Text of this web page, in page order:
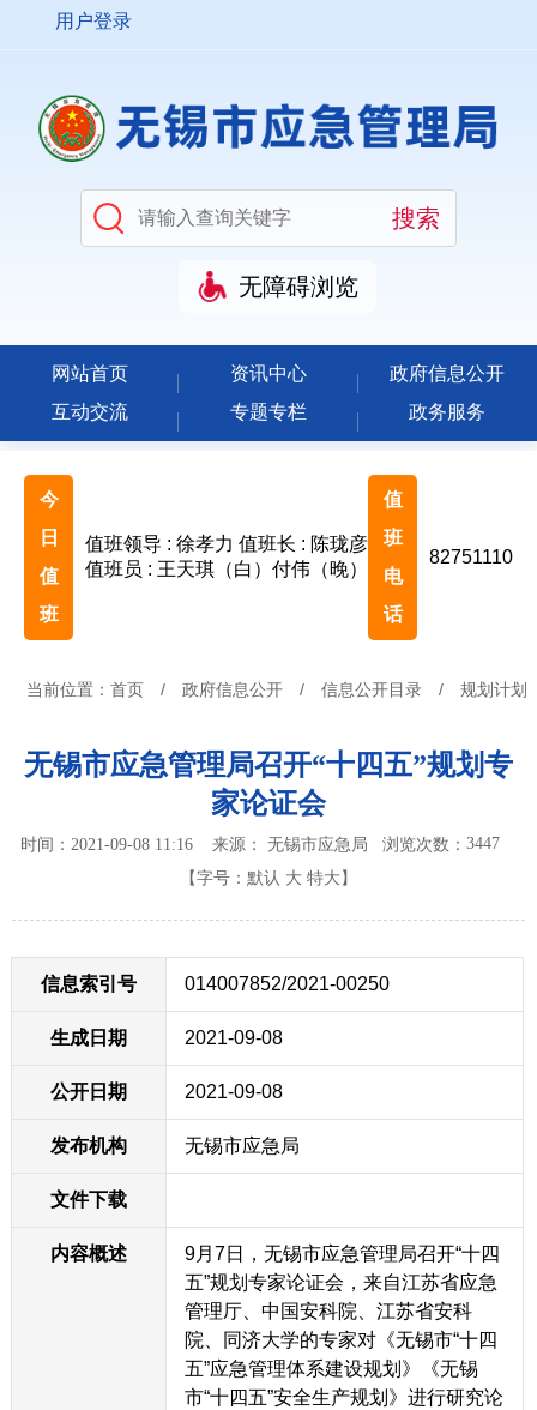
用户登录
无障碍浏览
网站首页 资讯中心
政府信息公开
互动交流
专题专栏 政务服务
今
日
值
班
值班领导 : 徐孝力 值班长 : 陈珑彦
值班员 : 王天琪（白）付伟（晚）
值
班
电
话
82751110
当前位置： 首页 / 政府信息公开 / 信息公开目录 / 规划计划
无锡市应急管理局召开“十四五”规划专
家论证会
时间：2021-09-08 11:16 来源： 无锡市应急局浏览次数：3447
【字号： 默认 大 特大 】
信息索引号 014007852/2021-00250
生成日期 2021-09-08
公开日期 2021-09-08
发布机构 无锡市应急局
文件下载
内容概述
9月7日，无锡市应急管理局召开“十四
五”规划专家论证会，来自江苏省应急
管理厅、中国安科院、江苏省安科
院、同济大学的专家对《无锡市“十四
五”应急管理体系建设规划》《无锡
市“十四五”安全生产规划》进行研究论